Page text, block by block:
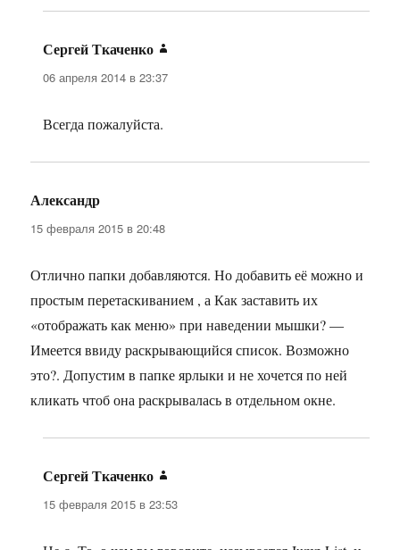
Сергей Ткаченко
06 апреля 2014 в 23:37
Всегда пожалуйста.
Александр
15 февраля 2015 в 20:48
Отлично папки добавляются. Но добавить её можно и
простым перетаскиванием , а Как заставить их
«отображать как меню» при наведении мышки? —
Имеется ввиду раскрывающийся список. Возможно
это?. Допустим в папке ярлыки и не хочется по ней
кликать чтоб она раскрывалась в отдельном окне.
Сергей Ткаченко
15 февраля 2015 в 23:53